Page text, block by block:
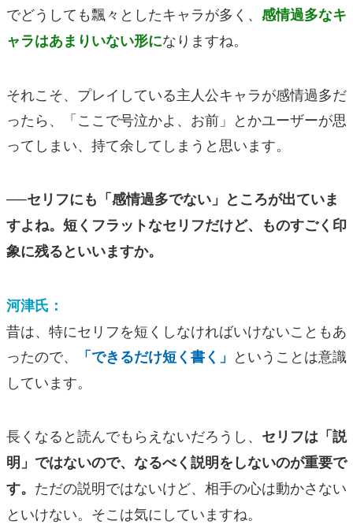
でどうしても飄々としたキャラが多く、 感情過多なキ
ャラはあまりいない形になりますね。
それこそ、プレイしている主人公キャラが感情過多だ
ったら、「ここで号泣かよ、お前」とかユーザーが思
ってしまい、持て余してしまうと思います。
──セリフにも「感情過多でない」ところが出ていま
すよね。短くフラットなセリフだけど、ものすごく印
象に残るといいますか。
河津氏：
昔は、特にセリフを短くしなければいけないこともあ
ったので、
「できるだけ短く書く」 ということは意識
しています。
長くなると読んでもらえないだろうし、 セリフは「説
明」ではないので、なるべく説明をしないのが重要で
す。 ただの説明ではないけど、相手の心は動かさない
といけない。そこは気にしていますね。